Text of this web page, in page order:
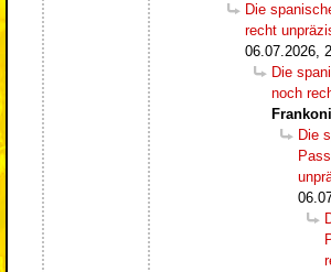
Die
recht
06.07.2026,
Die
noch
Die